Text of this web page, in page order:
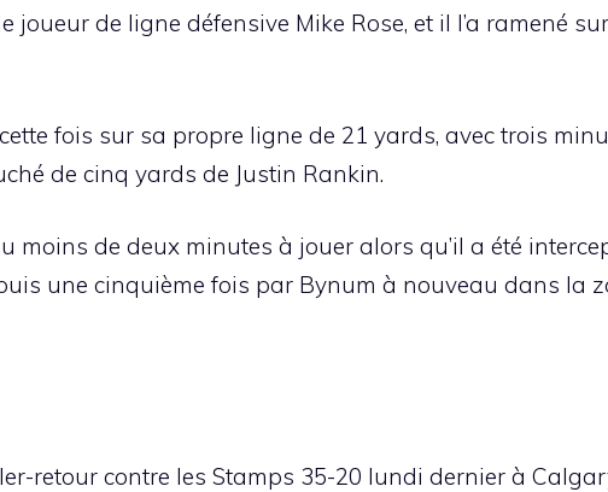
de ligne défensive Mike Rose, et il l’a ramené
fois sur sa propre ligne de 21 yards, avec trois
de cinq yards de Justin Rankin.
moins de deux minutes à jouer alors qu’il a été
une cinquième fois par Bynum à nouveau dans la
retour contre les Stamps 35-20 lundi dernier à